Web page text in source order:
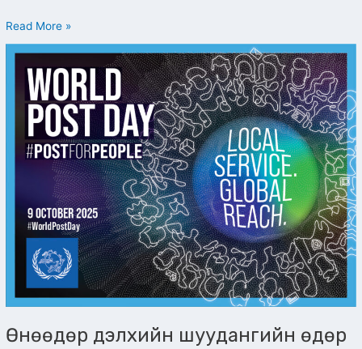
Read More »
Өнөөдөр дэлхийн шуудангийн өдөр
Өнөөдөр
дэлхийн
шуудангийн
өдөр
тохиож
байна